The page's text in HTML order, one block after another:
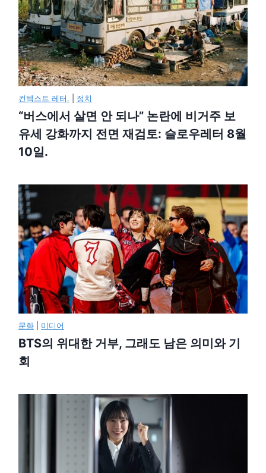
컨텍스트 레터. 정치
“버스에서 살면 안 되나” 논란에 비거주 보
유세 강화까지 전면 재검토: 슬로우레터 8월
10일.
문화 미디어
BTS의 위대한 거부, 그래도 남은 의미와 기
회